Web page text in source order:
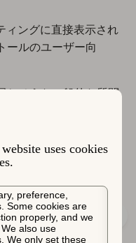
uses cookies
preference,
Some cookies are
properly, and we
also use
We only set these
ィングに直接表示され
ールのユーザー向
ねそうな一般的な質問
レビュー、推定コン
ます。